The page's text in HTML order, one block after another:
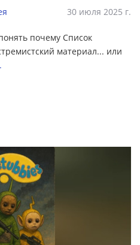
30 июля 2025 г.
почему Список
материал... или